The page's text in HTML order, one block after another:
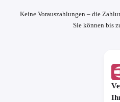
Keine Vorauszahlungen – die
Sie können bis